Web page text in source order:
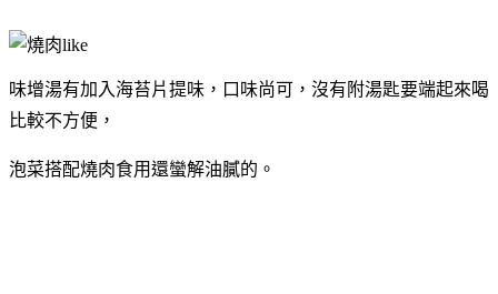
味增湯有加入海苔片提味，口味尚可，沒有附湯匙要端起來喝
比較不方便，
泡菜搭配燒肉食用還蠻解油膩的。